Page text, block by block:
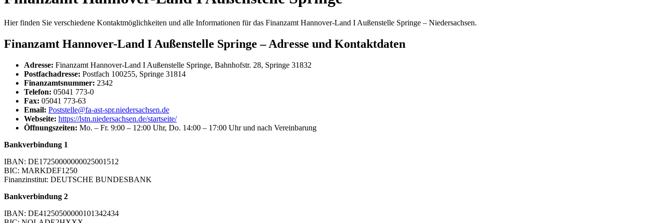
Hier finden Sie verschiedene Kontaktmöglichkeiten und alle Informationen für das Finanzamt Hannover-Land I Außenstelle Springe – Niedersachsen.
Finanzamt Hannover-Land I Außenstelle Springe – Adresse und Kontaktdaten
Adresse: Finanzamt Hannover-Land I Außenstelle Springe, Bahnhofstr. 28, Springe 31832
Postfachadresse: Postfach 100255, Springe 31814
Finanzamtsnummer: 2342
Telefon: 05041 773-0
Fax: 05041 773-63
Email: Poststelle@fa-ast-spr.niedersachsen.de
Webseite: https://lstn.niedersachsen.de/startseite/
Öffnungszeiten: Mo. – Fr. 9:00 – 12:00 Uhr, Do. 14:00 – 17:00 Uhr und nach Vereinbarung
Bankverbindung 1
IBAN: DE17250000000025001512
BIC: MARKDEF1250
Finanzinstitut: DEUTSCHE BUNDESBANK
Bankverbindung 2
IBAN: DE41250500000101342434